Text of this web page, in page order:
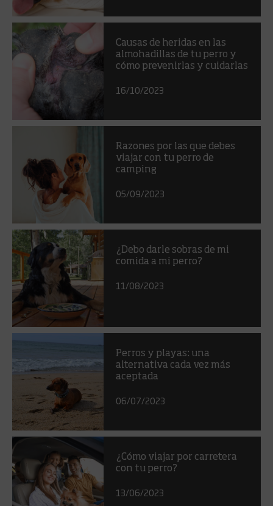
Causas de heridas en las
almohadillas de tu perro y
cómo prevenirlas y cuidarlas
16/10/2023
Razones por las que debes
viajar con tu perro de
camping
05/09/2023
¿Debo darle sobras de mi
comida a mi perro?
11/08/2023
Perros y playas: una
alternativa cada vez más
aceptada
06/07/2023
¿Cómo viajar por carretera
con tu perro?
13/06/2023